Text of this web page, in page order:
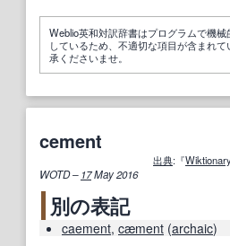
Weblio英和対訳辞書はプログラムで機
しているため、不適切な項目が含まれ
承くださいませ。
cement
出典:『
WOTD – 17May 2016
別の表記
caement, cæment (archaic)